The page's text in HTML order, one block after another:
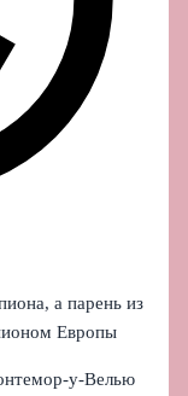
а парень из
Европы
у-Велью